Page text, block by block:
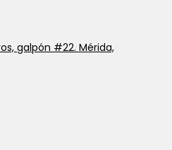
galpón #22. Mérida,